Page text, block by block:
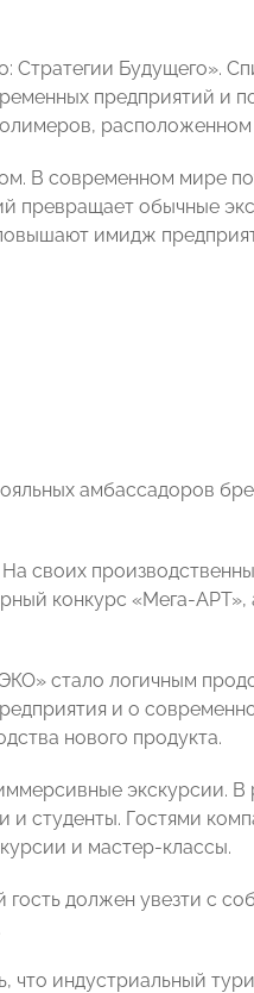
Будущего».
предприятий и
В современном мире
превращает обычные
имидж
амбассадоров
своих
конкурс «Мега-АРТ»,
стало логичным
и о
нового продукта.
экскурсии. В
студенты. Гостями
и мастер-классы.
должен увезти с
индустриальный